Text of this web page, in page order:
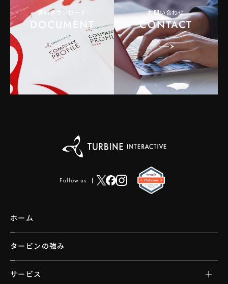
資料ダウンロード
DOCUMENT
お問い合わせ
CONTACT
Follow us
ホーム
タービンの強み
サービス